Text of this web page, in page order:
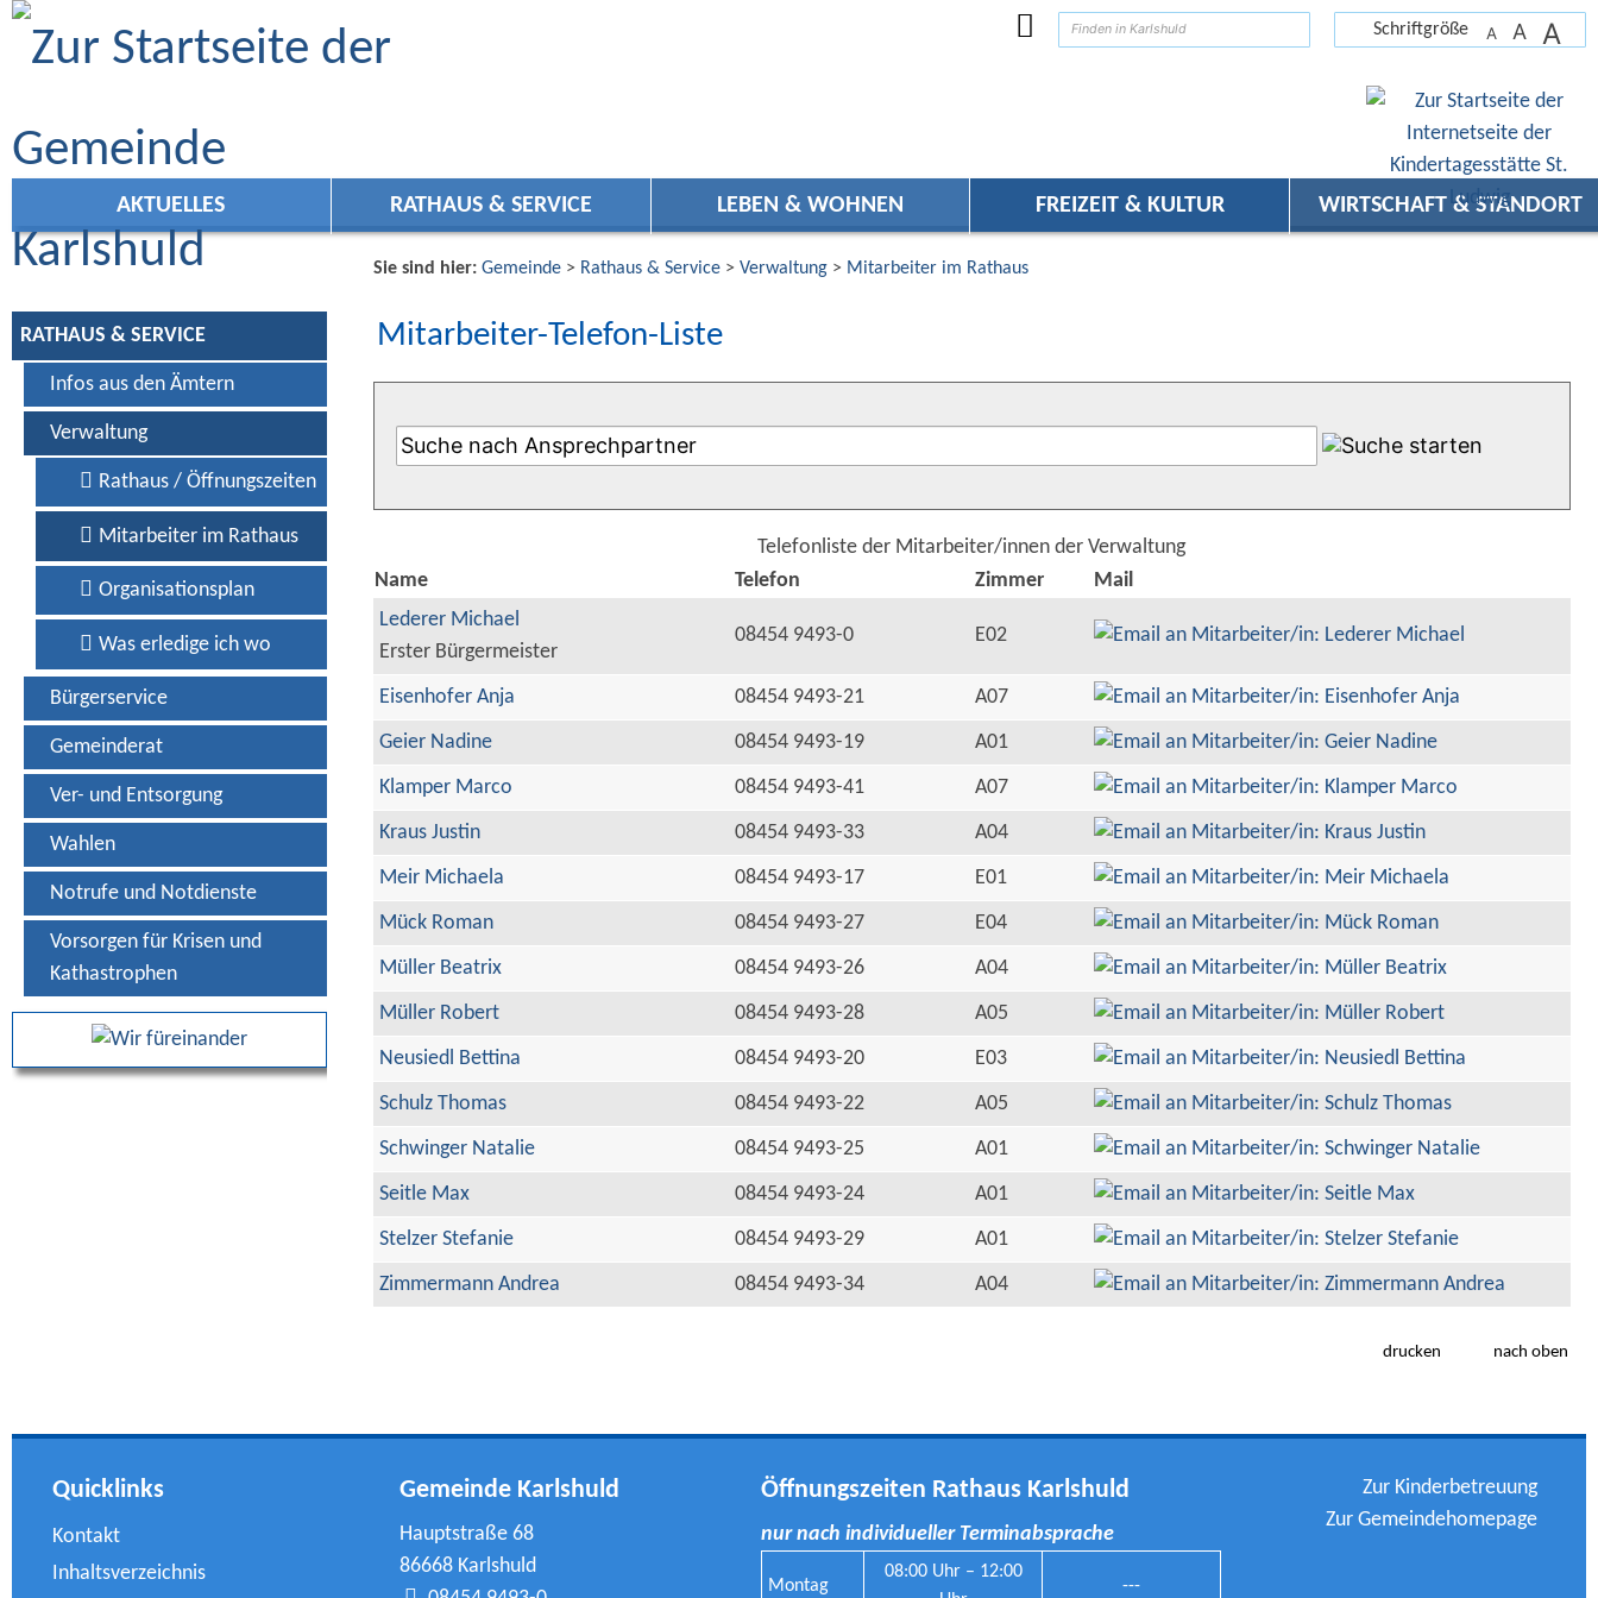
Zum Inhalt
Schriftgröße A A A
AKTUELLES RATHAUS & SERVICE LEBEN & WOHNEN FREIZEIT & KULTUR WIRTSCHAFT & STANDORT
RATHAUS & SERVICE
Infos aus den Ämtern
Verwaltung
Rathaus / Öffnungszeiten
Mitarbeiter im Rathaus
Organisationsplan
Was erledige ich wo
Bürgerservice
Gemeinderat
Ver- und Entsorgung
Wahlen
Notrufe und Notdienste
Vorsorgen für Krisen und
Kathastrophen
Sie sind hier: Gemeinde> Rathaus & Service> Verwaltung> Mitarbeiter im Rathaus
Mitarbeiter-Telefon-Liste
Telefonliste der Mitarbeiter/innen der Verwaltung
Name
Telefon Zimmer
Mail
Lederer Michael
Erster Bürgermeister
08454 9493-0 E02
Eisenhofer Anja 08454 9493-21
A07
Geier Nadine
08454 9493-19
A01
Klamper Marco
08454 9493-41
A07
Kraus Justin
08454 9493-33
A04
Meir Michaela
08454 9493-17
E01
Mück Roman
08454 9493-27
E04
Müller Beatrix
08454 9493-26
A04
Müller Robert
08454 9493-28
A05
Neusiedl Bettina
08454 9493-20
E03
Schulz Thomas
08454 9493-22
A05
Schwinger Natalie
08454 9493-25
A01
Seitle Max
08454 9493-24
A01
Stelzer Stefanie
08454 9493-29
A01
Zimmermann Andrea
08454 9493-34 A04
drucken nach oben
Quicklinks
Kontakt
Inhaltsverzeichnis
Gemeinde Karlshuld
Hauptstraße 68
86668 Karlshuld
Öffnungszeiten Rathaus Karlshuld
nur nach individueller Terminabsprache
Montag
08:00 Uhr – 12:00
---
Zur Kinderbetreuung
Zur Gemeindehomepage